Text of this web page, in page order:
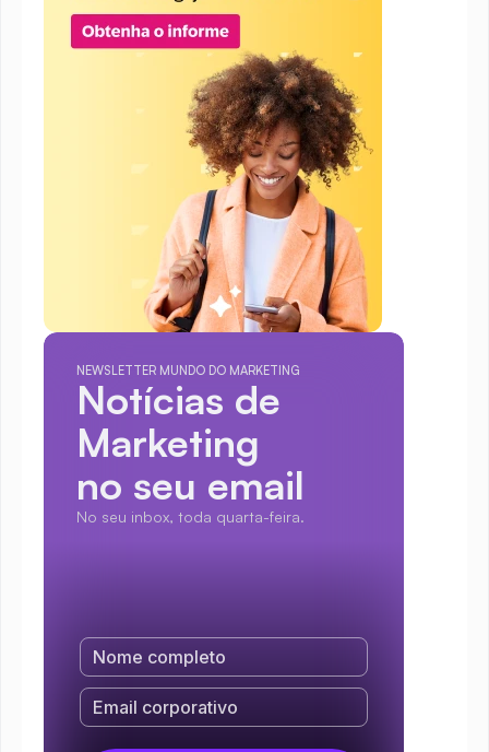
NEWSLETTER MUNDO DO MARKETING
Notícias de
Marketing
no seu email
No seu inbox, toda quarta-feira.